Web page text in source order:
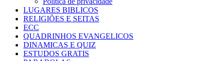
LUGARES BIBLICOS
RELIGIÕES E SEITAS
ECC
QUADRINHOS EVANGELICOS
DINAMICAS E QUIZ
ESTUDOS GRATIS